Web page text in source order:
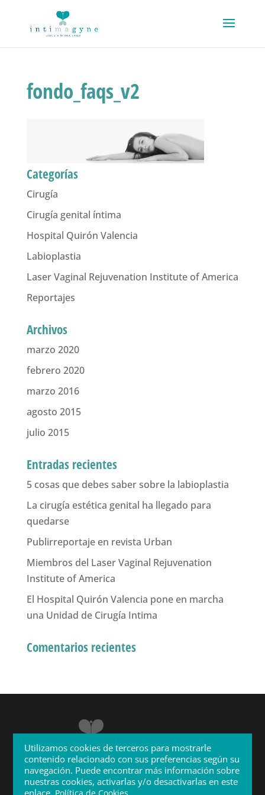
fondo_faqs_v2
Categorías
Cirugía
Cirugía genital íntima
Hospital Quirón Valencia
Labioplastia
Laser Vaginal Rejuvenation Institute of America
Reportajes
Archivos
marzo 2020
febrero 2020
marzo 2016
agosto 2015
julio 2015
Entradas recientes
5 cosas que debes saber sobre la labioplastia
La cirugía estética genital ha llegado para
quedarse
Publirreportaje en revista Urban
Miembros del Laser Vaginal Rejuvenation
Institute of America
El Hospital Quirón Valencia pone en marcha
una Unidad de Cirugía Intima
Comentarios recientes
Utilizamos cookies de terceros para mostrarle
contenido relacionado con sus preferencias según su
navegación. Puede encontrar más información sobre
nuestras cookies, activarlas y/o desactivarlas en este
enlace.